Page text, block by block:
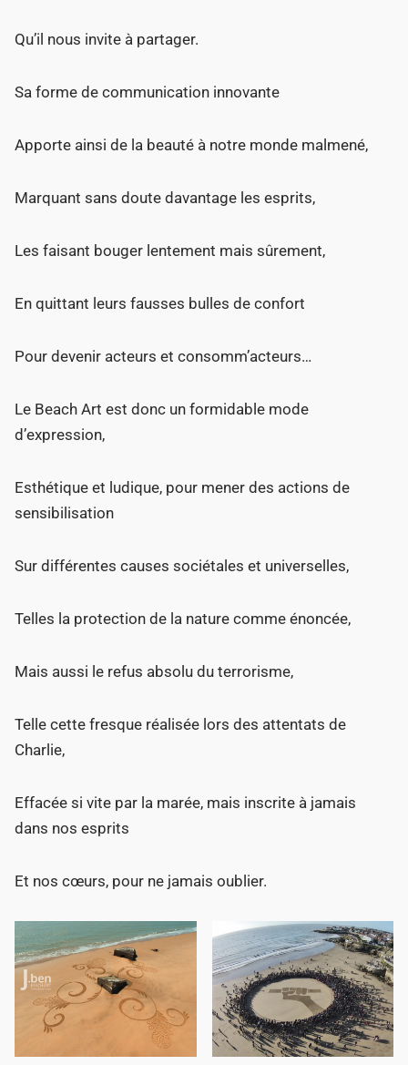
Qu’il nous invite à partager.
Sa forme de communication innovante
Apporte ainsi de la beauté à notre monde malmené,
Marquant sans doute davantage les esprits,
Les faisant bouger lentement mais sûrement,
En quittant leurs fausses bulles de confort
Pour devenir acteurs et consomm’acteurs…
Le Beach Art est donc un formidable mode
d’expression,
Esthétique et ludique, pour mener des actions de
sensibilisation
Sur différentes causes sociétales et universelles,
Telles la protection de la nature comme énoncée,
Mais aussi le refus absolu du terrorisme,
Telle cette fresque réalisée lors des attentats de
Charlie,
Effacée si vite par la marée, mais inscrite à jamais
dans nos esprits
Et nos cœurs, pour ne jamais oublier.